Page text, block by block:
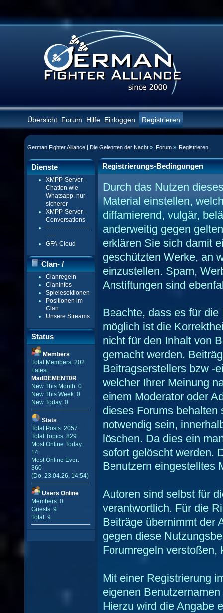
Übersicht Forum Hilfe Einloggen Registrieren
German Fighter Alliance | Die Gelehrten der Nacht » Forum» Registrieren
Dienste
XMPP-Server -
Chatten wie
Whatsapp, nur
sicherer
XMPP-Server -
Conversations
----------------------
-----
GFA-Cloud
Clan- /
Gildenmenü
Clanregeln
Claninfos
Spielesektionen
Positionen im
Clan
Unsere Streams
Status
Members
Total Members: 202
Latest:
MadDEMENT0R
New This Month: 0
New This Week: 0
New Today: 0
Stats
Total Posts: 2057
Total Topics: 829
Most Online Today:
14
Most Online Ever:
360
(Do, 23.04.26, 14:54)
Users Online
Members: 0
Guests: 9
Total: 9
Registrierungs-Bedingungen
Durch das Nutzen
Material einstellen,
diffamierend, vulgär,
anderweitig gegen
erklären Sie sich damit
geschützten Werke, an
einzustellen. Spam,
Anstiftungen sind
Beachte, dass es für
möglich ist die
nicht für den Inhalt von
gemacht werden.
Beitragserstellers bzw -
welcher Ihrer Meinung
einem Moderator oder
dieses Forums
notwendig sein,
löschen. Da dies ein
sofort gelöscht werden.
Benutzern eingestelltes
Autoren sind selbst für
verantwortlich. Für die
Beiträge übernimmt der
gegen diese
Forumregeln verstoßen,
Mit einer Registrierung
eigenen
Hierzu wird die Angabe